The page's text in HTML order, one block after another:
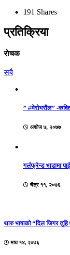
191 Shares
प्रतिक्रिया
रोचक
सबै
” #मेरोभरौल” -
अशोज ७, २०७७
गर्लफ्रेन्ड भाडामा
चैत्र ११, २०७६
थारु भाषाको “दिल जिगर
माघ १४, २०७६